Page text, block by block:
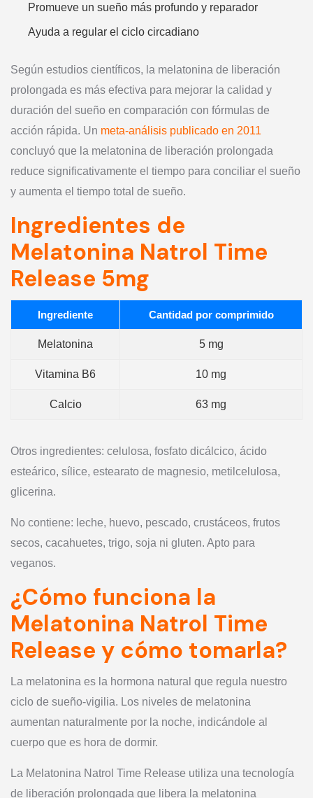
Promueve un sueño más profundo y reparador
Ayuda a regular el ciclo circadiano
Según estudios científicos, la melatonina de liberación
prolongada es más efectiva para mejorar la calidad y
duración del sueño en comparación con fórmulas de
acción rápida. Un meta-análisis publicado en 2011
concluyó que la melatonina de liberación prolongada
reduce significativamente el tiempo para conciliar el sueño
y aumenta el tiempo total de sueño.
Ingredientes de
Melatonina Natrol Time
Release 5mg
Ingrediente Cantidad por comprimido
Melatonina 5 mg
Vitamina B6 10 mg
Calcio 63 mg
Otros ingredientes: celulosa, fosfato dicálcico, ácido
esteárico, sílice, estearato de magnesio, metilcelulosa,
glicerina.
No contiene: leche, huevo, pescado, crustáceos, frutos
secos, cacahuetes, trigo, soja ni gluten. Apto para
veganos.
¿Cómo funciona la
Melatonina Natrol Time
Release y cómo tomarla?
La melatonina es la hormona natural que regula nuestro
ciclo de sueño-vigilia. Los niveles de melatonina
aumentan naturalmente por la noche, indicándole al
cuerpo que es hora de dormir.
La Melatonina Natrol Time Release utiliza una tecnología
de liberación prolongada que libera la melatonina